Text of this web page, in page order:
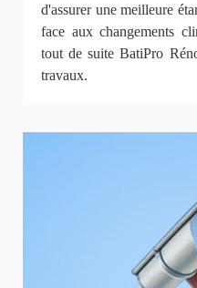
d'assurer une meilleure
face aux changements
tout de suite BatiPro
travaux.